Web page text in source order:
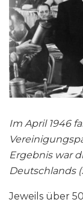
Im April 1946
Ergebnis war
Deutschlands
Jeweils über